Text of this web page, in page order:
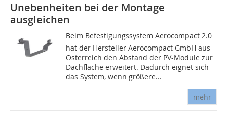
Unebenheiten bei der Montage
ausgleichen
Beim Befestigungssystem Aerocompact 2.0
hat der Hersteller Aerocompact GmbH aus
Österreich den Abstand der PV-Module zur
Dachfläche erweitert. Dadurch eignet sich
das System, wenn größere...
mehr